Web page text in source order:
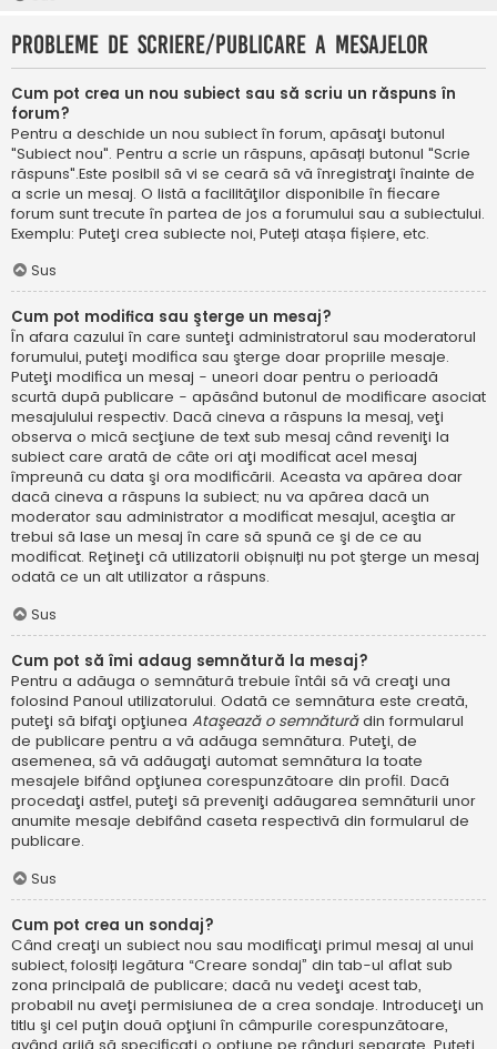
Probleme de scriere/publicare a mesajelor
Cum pot crea un nou subiect sau să scriu un răspuns în
forum?
Pentru a deschide un nou subiect în forum, apăsaţi butonul
"Subiect nou". Pentru a scrie un răspuns, apăsați butonul "Scrie
răspuns".Este posibil să vi se ceară să vă înregistraţi înainte de
a scrie un mesaj. O listă a facilităţilor disponibile în fiecare
forum sunt trecute în partea de jos a forumului sau a subiectului.
Exemplu: Puteţi crea subiecte noi, Puteți atașa fișiere, etc.
Sus
Cum pot modifica sau şterge un mesaj?
În afara cazului în care sunteţi administratorul sau moderatorul
forumului, puteţi modifica sau şterge doar propriile mesaje.
Puteţi modifica un mesaj - uneori doar pentru o perioadă
scurtă după publicare - apăsând butonul de modificare asociat
mesajulului respectiv. Dacă cineva a răspuns la mesaj, veţi
observa o mică secţiune de text sub mesaj când reveniţi la
subiect care arată de câte ori aţi modificat acel mesaj
împreună cu data şi ora modificării. Aceasta va apărea doar
dacă cineva a răspuns la subiect; nu va apărea dacă un
moderator sau administrator a modificat mesajul, aceştia ar
trebui să lase un mesaj în care să spună ce şi de ce au
modificat. Reţineţi că utilizatorii obișnuiți nu pot şterge un mesaj
odată ce un alt utilizator a răspuns.
Sus
Cum pot să îmi adaug semnătură la mesaj?
Pentru a adăuga o semnătură trebuie întâi să vă creaţi una
folosind Panoul utilizatorului. Odată ce semnătura este creată,
puteţi să bifaţi opţiunea Ataşează o semnăturădin formularul
de publicare pentru a vă adăuga semnătura. Puteţi, de
asemenea, să vă adăugaţi automat semnătura la toate
mesajele bifând opţiunea corespunzătoare din profil. Dacă
procedaţi astfel, puteţi să preveniţi adăugarea semnăturii unor
anumite mesaje debifând caseta respectivă din formularul de
publicare.
Sus
Cum pot crea un sondaj?
Când creaţi un subiect nou sau modificaţi primul mesaj al unui
subiect, folosiți legătura “Creare sondaj” din tab-ul aflat sub
zona principală de publicare; dacă nu vedeţi acest tab,
probabil nu aveţi permisiunea de a crea sondaje. Introduceţi un
titlu şi cel puţin două opţiuni în câmpurile corespunzătoare,